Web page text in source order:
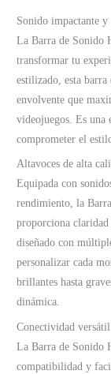
Sonido impactante
La Barra de Sonido
transformar tu
estilizado, esta
envolvente que
videojuegos. Es una
comprometer el
Altavoces de alta
Equipada con
rendimiento, la
proporciona
diseñado con
personalizar cada
brillantes hasta
dinámica.
Conectividad
La Barra de Sonido
compatibilidad y